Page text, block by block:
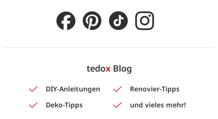
tedoxBlog
DIY-Anleitungen
Renovier-Tipps
Deko-Tipps
und vieles mehr!